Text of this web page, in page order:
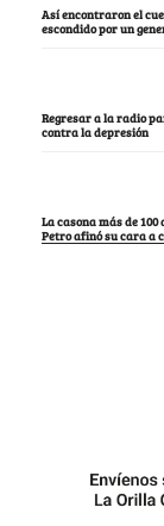
Así encontraron el
escondido por un
Regresar a la radio
contra la depresión
La casona más de
Petro afinó su cara a